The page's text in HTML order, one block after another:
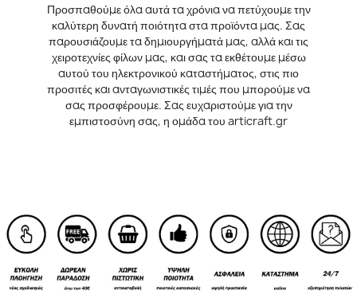
Προσπαθούμε όλα αυτά τα χρόνια να πετύχουμε την
καλύτερη δυνατή ποιότητα στα προϊόντα μας. Σας
παρουσιάζουμε τα δημιουργήματά μας, αλλά και τις
χειροτεχνίες φίλων μας, και σας τα εκθέτουμε μέσω
αυτού του ηλεκτρονικού καταστήματος, στις πιο
προσιτές και ανταγωνιστικές τιμές που μπορούμε να
σας προσφέρουμε. Σας ευχαριστούμε για την
εμπιστοσύνη σας, η ομάδα του articraft.gr